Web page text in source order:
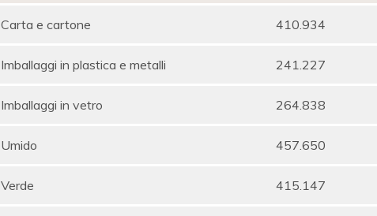
Carta e cartone 410.934
Imballaggi in plastica e metalli 241.227
Imballaggi in vetro 264.838
Umido 457.650
Verde 415.147